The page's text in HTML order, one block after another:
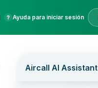
Ayuda para iniciar sesión